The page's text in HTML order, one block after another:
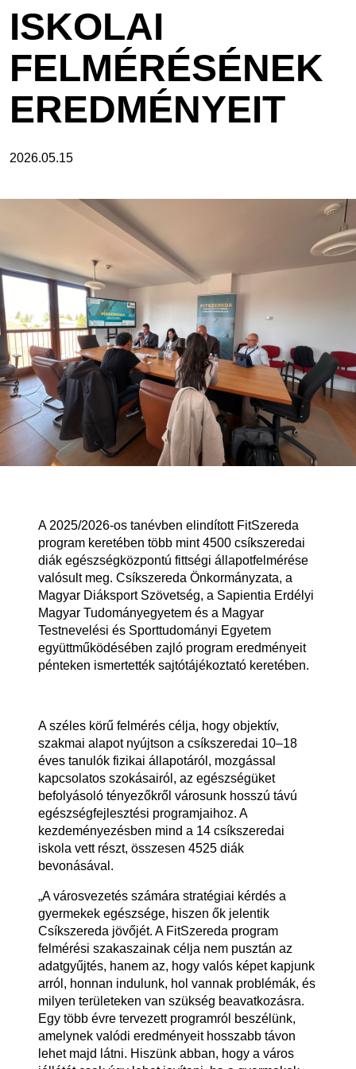
ISKOLAI
FELMÉRÉSÉNEK
EREDMÉNYEIT
2026.05.15
A 2025/2026-os tanévben elindított FitSzereda
program keretében több mint 4500 csíkszeredai
diák egészségközpontú fittségi állapotfelmérése
valósult meg. Csíkszereda Önkormányzata, a
Magyar Diáksport Szövetség, a Sapientia Erdélyi
Magyar Tudományegyetem és a Magyar
Testnevelési és Sporttudományi Egyetem
együttműködésében zajló program eredményeit
pénteken ismertették sajtótájékoztató keretében.
A széles körű felmérés célja, hogy objektív,
szakmai alapot nyújtson a csíkszeredai 10–18
éves tanulók fizikai állapotáról, mozgással
kapcsolatos szokásairól, az egészségüket
befolyásoló tényezőkről városunk hosszú távú
egészségfejlesztési programjaihoz. A
kezdeményezésben mind a 14 csíkszeredai
iskola vett részt, összesen 4525 diák
bevonásával.
„A városvezetés számára stratégiai kérdés a
gyermekek egészsége, hiszen ők jelentik
Csíkszereda jövőjét. A FitSzereda program
felmérési szakaszainak célja nem pusztán az
adatgyűjtés, hanem az, hogy valós képet kapjunk
arról, honnan indulunk, hol vannak problémák, és
milyen területeken van szükség beavatkozásra.
Egy több évre tervezett programról beszélünk,
amelynek valódi eredményeit hosszabb távon
lehet majd látni. Hiszünk abban, hogy a város